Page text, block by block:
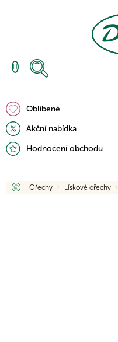
Oblíbené
Akční nabídka
Hodnocení obchodu
Domů
Ořechy Lískové ořechy